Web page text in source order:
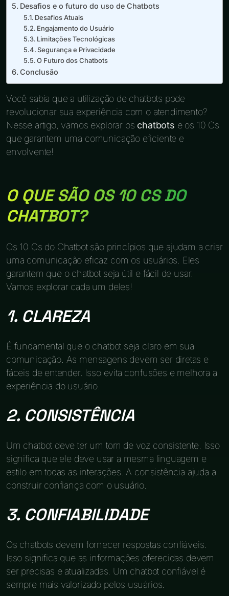
Desafios e o futuro do uso de Chatbots
Desafios Atuais
Engajamento do Usuário
Limitações Tecnológicas
Segurança e Privacidade
O Futuro dos Chatbots
Conclusão
Você sabia que a utilização de chatbots pode
revolucionar sua experiência com o atendimento?
Nesse artigo, vamos explorar os chatbots e os 10 Cs
que garantem uma comunicação eficiente e
envolvente!
O QUE SÃO OS 10 CS DO
CHATBOT?
Os 10 Cs do Chatbot são princípios que ajudam a criar
uma comunicação eficaz com os usuários. Eles
garantem que o chatbot seja útil e fácil de usar.
Vamos explorar cada um deles!
1. CLAREZA
É fundamental que o chatbot seja claro em sua
comunicação. As mensagens devem ser diretas e
fáceis de entender. Isso evita confusões e melhora a
experiência do usuário.
2. CONSISTÊNCIA
Um chatbot deve ter um tom de voz consistente. Isso
significa que ele deve usar a mesma linguagem e
estilo em todas as interações. A consistência ajuda a
construir confiança com o usuário.
3. CONFIABILIDADE
Os chatbots devem fornecer respostas confiáveis.
Isso significa que as informações oferecidas devem
ser precisas e atualizadas. Um chatbot confiável é
sempre mais valorizado pelos usuários.